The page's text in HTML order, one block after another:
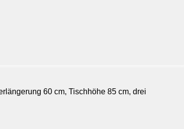
60 cm, Tischhöhe 85 cm, drei